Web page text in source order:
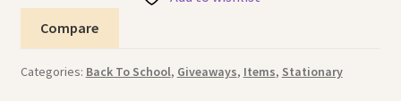
طقم
اقلام
رصاص
كورومي
Compare
Categories: Back To School, Giveaways, Items, Stationary